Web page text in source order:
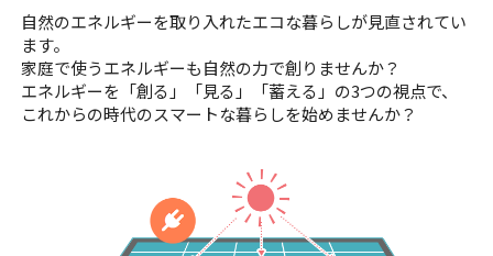
自然のエネルギーを取り入れたエコな暮らしが見直されてい
ます。
家庭で使うエネルギーも自然の力で創りませんか？
エネルギーを「創る」「見る」「蓄える」の3つの視点で、
これからの時代のスマートな暮らしを始めませんか？